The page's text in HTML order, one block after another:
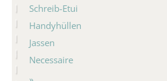
Schreib-Etui
Handyhüllen
Jassen
Necessaire